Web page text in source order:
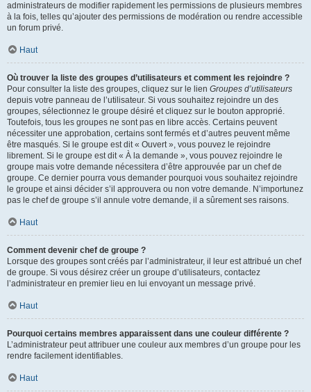
administrateurs de modifier rapidement les permissions de plusieurs membres
à la fois, telles qu’ajouter des permissions de modération ou rendre accessible
un forum privé.
Haut
Où trouver la liste des groupes d’utilisateurs et comment les rejoindre ?
Pour consulter la liste des groupes, cliquez sur le lien Groupes d’utilisateurs
depuis votre panneau de l’utilisateur. Si vous souhaitez rejoindre un des
groupes, sélectionnez le groupe désiré et cliquez sur le bouton approprié.
Toutefois, tous les groupes ne sont pas en libre accès. Certains peuvent
nécessiter une approbation, certains sont fermés et d’autres peuvent même
être masqués. Si le groupe est dit « Ouvert », vous pouvez le rejoindre
librement. Si le groupe est dit « À la demande », vous pouvez rejoindre le
groupe mais votre demande nécessitera d’être approuvée par un chef de
groupe. Ce dernier pourra vous demander pourquoi vous souhaitez rejoindre
le groupe et ainsi décider s’il approuvera ou non votre demande. N’importunez
pas le chef de groupe s’il annule votre demande, il a sûrement ses raisons.
Haut
Comment devenir chef de groupe ?
Lorsque des groupes sont créés par l’administrateur, il leur est attribué un chef
de groupe. Si vous désirez créer un groupe d’utilisateurs, contactez
l’administrateur en premier lieu en lui envoyant un message privé.
Haut
Pourquoi certains membres apparaissent dans une couleur différente ?
L’administrateur peut attribuer une couleur aux membres d’un groupe pour les
rendre facilement identifiables.
Haut